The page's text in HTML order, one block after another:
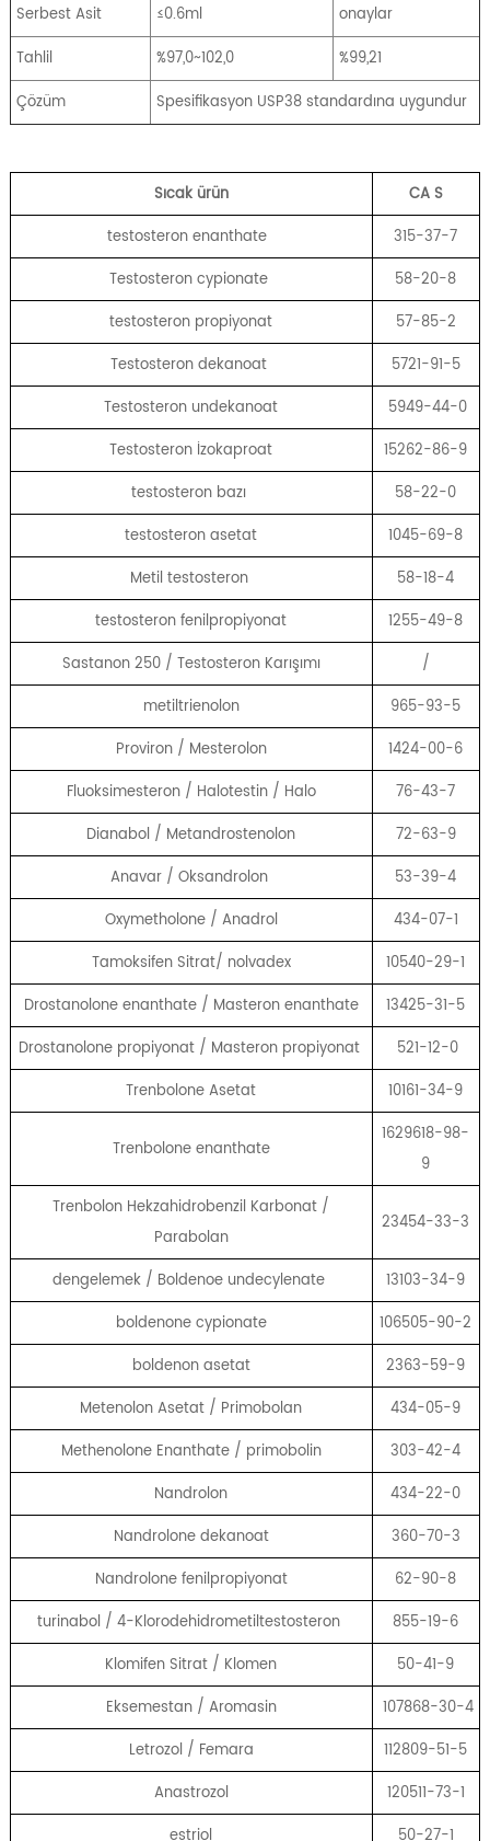
Serbest Asit
≤0.6ml
onaylar
Tahlil
%97,0~102,0
%99,21
Çözüm
Spesifikasyon USP38 standardına uygundur
Sıcak ürün CAS
testosteron enanthate
315-37-7
Testosteron cypionate
58-20-8
testosteron propiyonat
57-85-2
Testosteron dekanoat
5721-91-5
Testosteron undekanoat
5949-44-0
Testosteron İzokaproat
15262-86-9
testosteron bazı
58-22-0
testosteron asetat
1045-69-8
Metil testosteron
58-18-4
testosteron fenilpropiyonat
1255-49-8
Sastanon 250 / Testosteron Karışımı
/
metiltrienolon
965-93-5
Proviron / Mesterolon
1424-00-6
Fluoksimesteron / Halotestin / Halo
76-43-7
Dianabol / Metandrostenolon
72-63-9
Anavar / Oksandrolon
53-39-4
Oxymetholone / Anadrol
434-07-1
Tamoksifen Sitrat/ nolvadex
10540-29-1
Drostanolone enanthate / Masteron enanthate
13425-31-5
Drostanolone propiyonat / Masteron propiyonat
521-12-0
Trenbolone Asetat
10161-34-9
Trenbolone enanthate
1629618-98-
9
Trenbolon Hekzahidrobenzil Karbonat /
Parabolan
23454-33-3
dengelemek / Boldenoe undecylenate
13103-34-9
boldenone cypionate
106505-90-2
boldenon asetat
2363-59-9
Metenolon Asetat / Primobolan
434-05-9
Methenolone Enanthate / primobolin
303-42-4
Nandrolon
434-22-0
Nandrolone dekanoat
360-70-3
Nandrolone fenilpropiyonat
62-90-8
turinabol / 4-Klorodehidrometiltestosteron
855-19-6
Klomifen Sitrat / Klomen
50-41-9
Eksemestan / Aromasin
107868-30-4
Letrozol / Femara
112809-51-5
Anastrozol
120511-73-1
estriol
50-27-1